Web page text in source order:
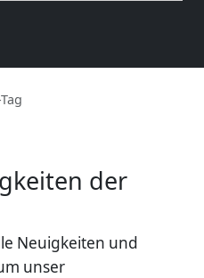
der
Neuigkeiten und
unser